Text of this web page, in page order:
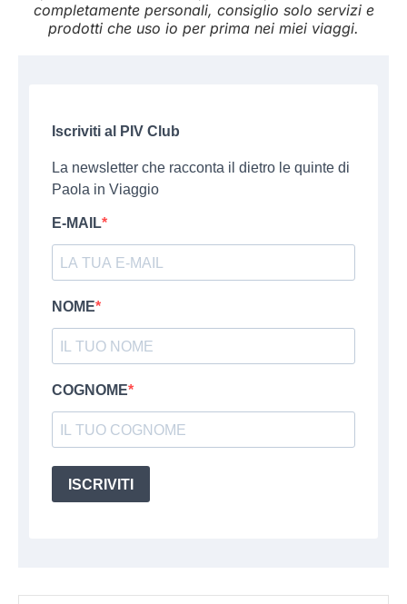
completamente personali, consiglio solo servizi e
prodotti che uso io per prima nei miei viaggi.
Iscriviti al PIV Club
La newsletter che racconta il dietro le quinte di
Paola in Viaggio
E-MAIL
NOME
COGNOME
ISCRIVITI